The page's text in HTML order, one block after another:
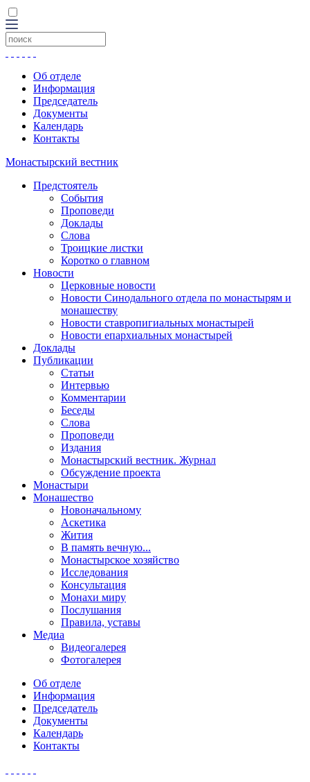
Об отделе
Информация
Председатель
Документы
Календарь
Контакты
Монастырский вестник
Предстоятель
События
Проповеди
Доклады
Слова
Троицкие листки
Коротко о главном
Новости
Церковные новости
Новости Синодального отдела по монастырям и
монашеству
Новости ставропигиальных монастырей
Новости епархиальных монастырей
Доклады
Публикации
Статьи
Интервью
Комментарии
Беседы
Слова
Проповеди
Издания
Монастырский вестник. Журнал
Обсуждение проекта
Монастыри
Монашество
Новоначальному
Аскетика
Жития
В память вечную...
Монастырское хозяйство
Исследования
Консультация
Монахи миру
Послушания
Правила, уставы
Медиа
Видеогалерея
Фотогалерея
Об отделе
Информация
Председатель
Документы
Календарь
Контакты